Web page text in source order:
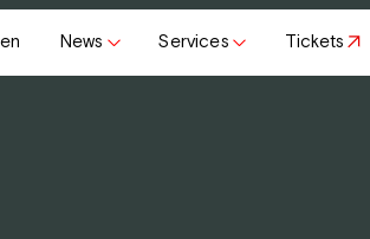
News Services Tickets